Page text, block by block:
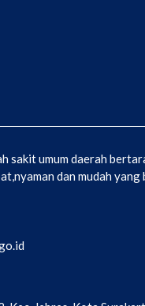
sakit umum daerah
dan mudah